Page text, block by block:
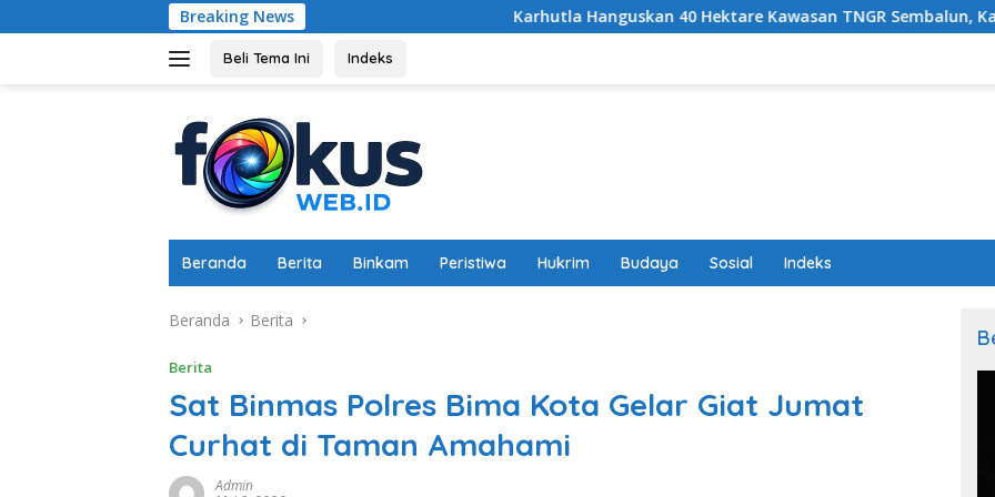
ke
Breaking News Karhutla Hanguskan 40 Hektare Kawasan TNGR Sembalun, Kapolres Lotim
Beli Tema Ini Indeks
Beranda Berita Binkam Peristiwa Hukrim Budaya Sosial Indeks
Beranda Berita
Berita
Sat Binmas Polres Bima Kota Gelar Giat Jumat
Curhat di Taman Amahami
Admin